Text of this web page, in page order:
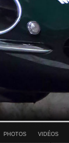
PHOTOS VIDÉOS